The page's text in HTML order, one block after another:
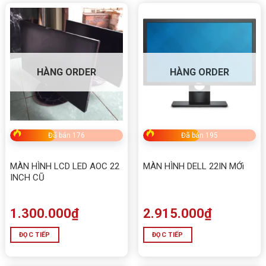
M2433F (IPS,100HZ,VGA+HDMI) ) 24 inch IPS
100Hz
Loại màn hình
Màn hình văn phòng
23.8 inch (24 inch)
Độ phân giải
Full HD (1920×1080)
Thời gian đáp ứng
14ms
Tấm nền
IPS
Độ sáng
Cổng kết nối
VGA, HDMI
HÀNG ORDER
Đã bán 176
MÀN HÌNH LCD LED AOC 22
INCH CŨ
1.300.000₫
ĐỌC TIẾP
HÀNG ORDER
Đã bán 195
MÀN HÌNH DELL 22IN MỚi
2.915.000₫
ĐỌC TIẾP